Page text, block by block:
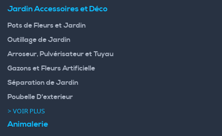
Jardin Accessoires et Déco
Pots de Fleurs et Jardin
Outillage de Jardin
Arroseur, Pulvérisateur et Tuyau
Gazons et Fleurs Artificielle
Séparation de Jardin
Poubelle D'exterieur
> VOIR PLUS
Animalerie